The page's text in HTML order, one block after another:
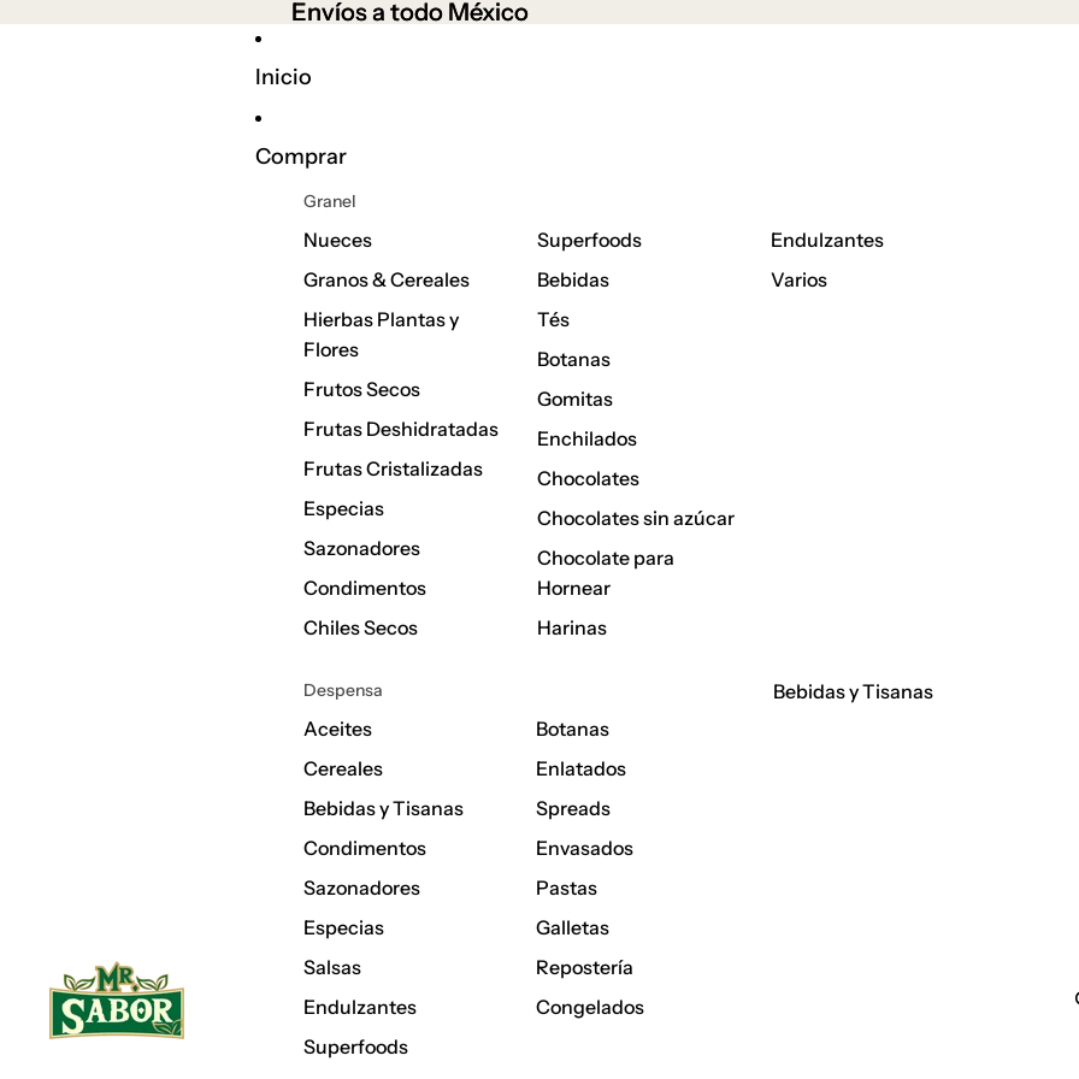
Envíos a todo México
Envíos a todo México
Inicio
Comprar
Granel
Nueces
Granos & Cereales
Hierbas Plantas y
Flores
Frutos Secos
Frutas Deshidratadas
Frutas Cristalizadas
Especias
Sazonadores
Condimentos
Chiles Secos
Superfoods
Bebidas
Tés
Botanas
Gomitas
Enchilados
Chocolates
Chocolates sin azúcar
Chocolate para
Hornear
Harinas
Endulzantes
Varios
Despensa
Aceites
Cereales
Bebidas y Tisanas
Condimentos
Sazonadores
Especias
Salsas
Endulzantes
Superfoods
Botanas
Enlatados
Spreads
Envasados
Pastas
Galletas
Repostería
Congelados
Bebidas y Tisanas